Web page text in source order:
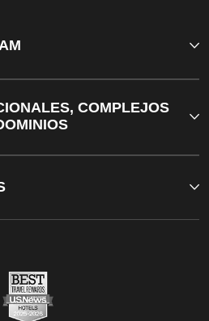
COMPLEJOS